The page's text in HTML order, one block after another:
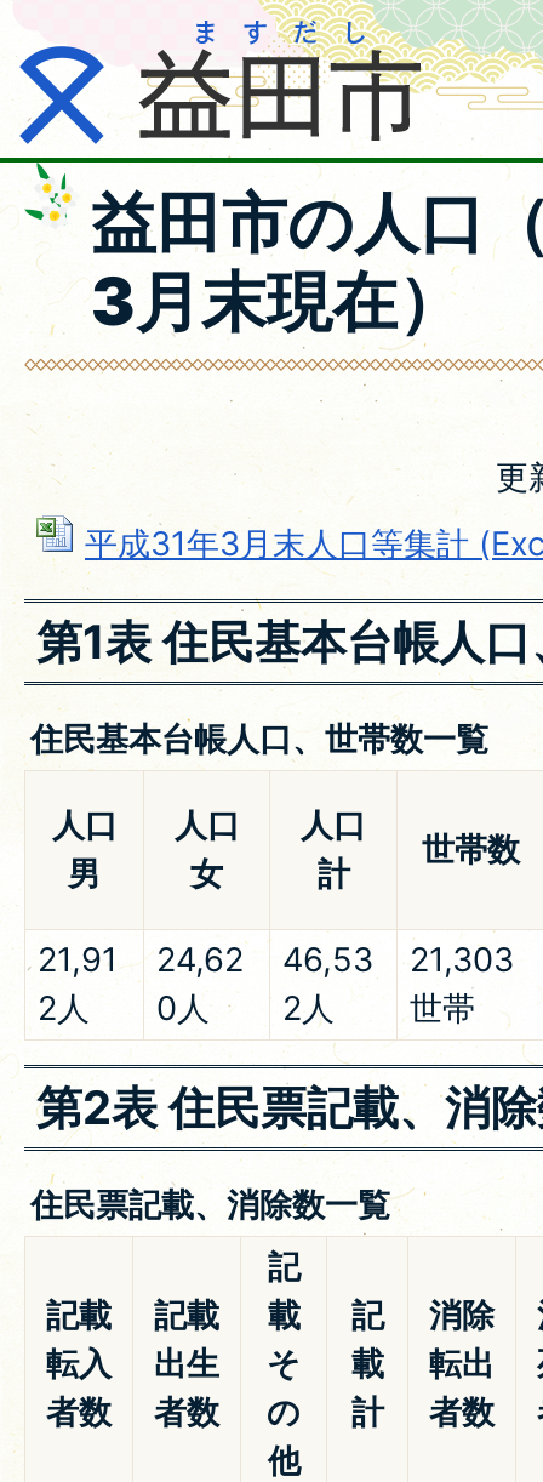
益田市の人口
3月末現在）
更
平成31年3月末人口等集計
第1表 住民基本台帳人
住民基本台帳人口、世帯数一覧
人口
男
人口
女
人口
計
世帯数
21,91
2人
24,62
0人
46,53
2人
21,303
世帯
第2表 住民票記載、消
住民票記載、消除数一覧
記載
転入
者数
記載
出生
者数
記
載
そ
の
他
記
載
計
消除
転出
者数